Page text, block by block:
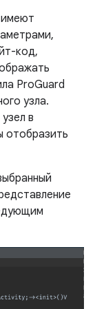
имеют
код,
ProGuard
узла.
в
отобразить